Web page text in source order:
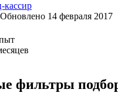
кассир
Обновлено 14 февраля 2017
фильтры